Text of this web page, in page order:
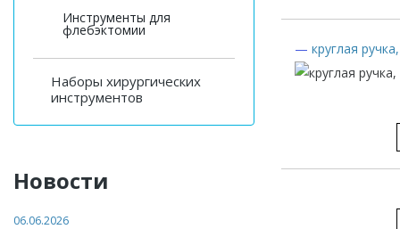
Инструменты для
флебэктомии
Наборы хирургических
инструментов
Новости
06.06.2026
— круглая